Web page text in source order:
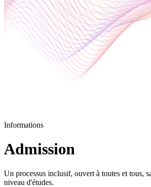
Informations
Admission
Un processus inclusif, ouvert à toutes et tous,
niveau d'études.